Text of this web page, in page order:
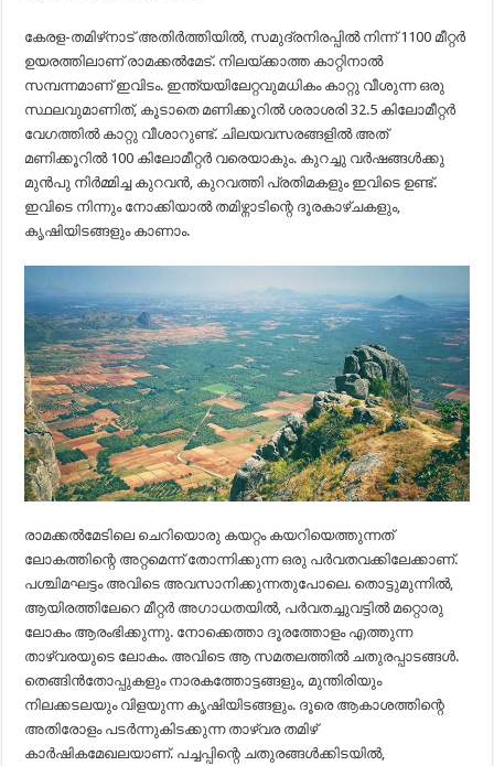
കേരള-തമിഴ്‌നാട് അതിർത്തിയിൽ, സമുദ്രനിരപ്പിൽ നിന്ന് 1100 മീറ്റർ
ഉയരത്തിലാണ് രാമക്കൽമേട്. നിലയ്ക്കാത്ത കാറ്റിനാൽ
സമ്പന്നമാണ് ഇവിടം. ഇന്ത്യയിലേറ്റവുമധികം കാറ്റു വീശുന്ന ഒരു
സ്ഥലവുമാണിത്, കൂടാതെ മണിക്കൂറിൽ ശരാശരി 32.5 കിലോമീറ്റർ
വേഗത്തിൽ കാറ്റു വീശാറുണ്ട്. ചിലയവസരങ്ങളിൽ അത്
മണിക്കൂറിൽ 100 കിലോമീറ്റർ വരെയാകും. കുറച്ചു വർഷങ്ങൾക്കു
മുൻപു നിർമ്മിച്ച കുറവൻ, കുറവത്തി പ്രതിമകളും ഇവിടെ ഉണ്ട്.
ഇവിടെ നിന്നും നോക്കിയാൽ തമിഴ്നാടിന്റെ ദൂരകാഴ്ചകളും,
കൃഷിയിടങ്ങളും കാണാം.
രാമക്കല്‍മേടിലെ ചെറിയൊരു കയറ്റം കയറിയെത്തുന്നത്
ലോകത്തിന്റെ അറ്റമെന്ന് തോന്നിക്കുന്ന ഒരു പര്‍വതവക്കിലേക്കാണ്.
പശ്ചിമഘട്ടം അവിടെ അവസാനിക്കുന്നതുപോലെ. തൊട്ടുമുന്നില്‍,
ആയിരത്തിലേറെ മീറ്റര്‍ അഗാധതയില്‍, പര്‍വതച്ചുവട്ടില്‍ മറ്റൊരു
ലോകം ആരംഭിക്കുന്നു. നോക്കെത്താ ദൂരത്തോളം എത്തുന്ന
താഴ്‌വരയുടെ ലോകം. അവിടെ ആ സമതലത്തില്‍ ചതുരപ്പാടങ്ങള്‍.
തെങ്ങിന്‍തോപ്പുകളും നാരകത്തോട്ടങ്ങളും, മുന്തിരിയും
നിലക്കടലയും വിളയുന്ന കൃഷിയിടങ്ങളും. ദൂരെ ആകാശത്തിന്റെ
അതിരോളം പടര്‍ന്നുകിടക്കുന്ന താഴ്‌വര തമിഴ്
കാര്‍ഷികമേഖലയാണ്. പച്ചപ്പിന്റെ ചതുരങ്ങള്‍ക്കിടയില്‍,